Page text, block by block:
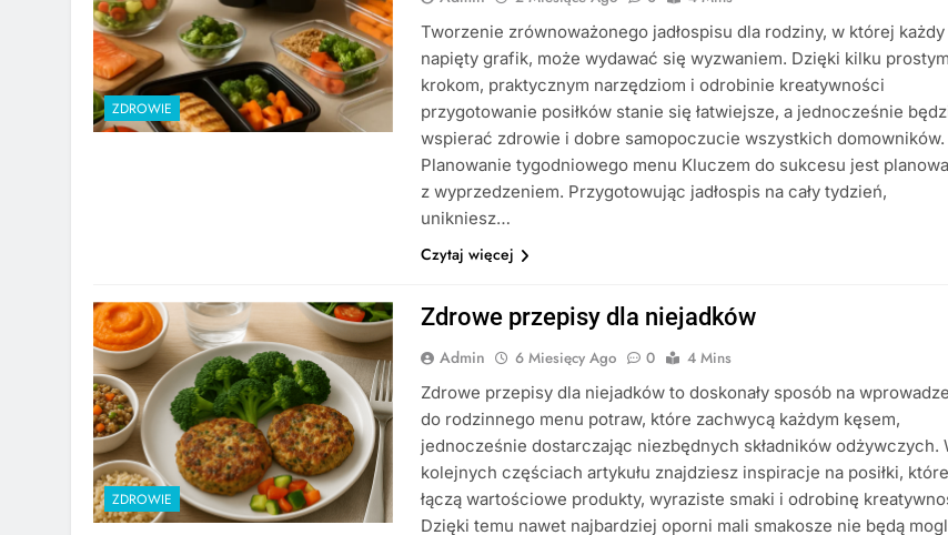
ZDROWIE
Tworzenie zrównoważonego jadłospisu dla rodziny, w której każdy
napięty grafik, może wydawać się wyzwaniem. Dzięki kilku prostym
krokom, praktycznym narzędziom i odrobinie kreatywności
przygotowanie posiłków stanie się łatwiejsze, a jednocześnie
wspierać zdrowie i dobre samopoczucie wszystkich domowników.
Planowanie tygodniowego menu Kluczem do sukcesu jest
z wyprzedzeniem. Przygotowując jadłospis na cały tydzień,
unikniesz…
Czytaj więcej
ZDROWIE
Zdrowe przepisy dla niejadków
Admin 6 Miesięcy Ago 0
4 Mins
Zdrowe przepisy dla niejadków to doskonały sposób na
do rodzinnego menu potraw, które zachwycą każdym kęsem,
jednocześnie dostarczając niezbędnych składników odżywczych.
kolejnych częściach artykułu znajdziesz inspiracje na posiłki, które
łączą wartościowe produkty, wyraziste smaki i odrobinę
Dzięki temu nawet najbardziej oporni mali smakosze nie będą